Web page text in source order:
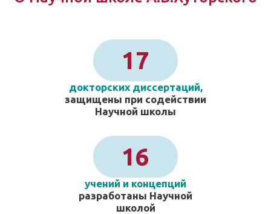
17
докторских диссертаций,
защищены при содействии
Научной школы
16
учений и концепций
разработаны Научной
школой